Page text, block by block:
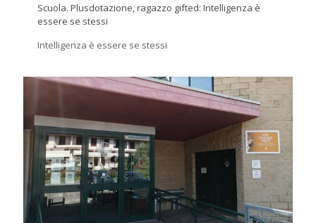
Scuola. Plusdotazione, ragazzo gifted: Intelligenza è
essere se stessi
Intelligenza è essere se stessi